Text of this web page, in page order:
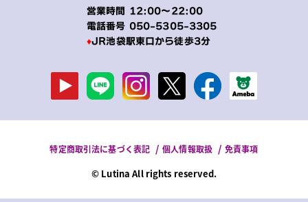
営業時間 12:00～22:00
電話番号 050-5305-3305
♦JR池袋駅東口から徒歩3分
特定商取引法に基づく表記 個人情報取扱 免責事項
© Lutina All rights reserved.